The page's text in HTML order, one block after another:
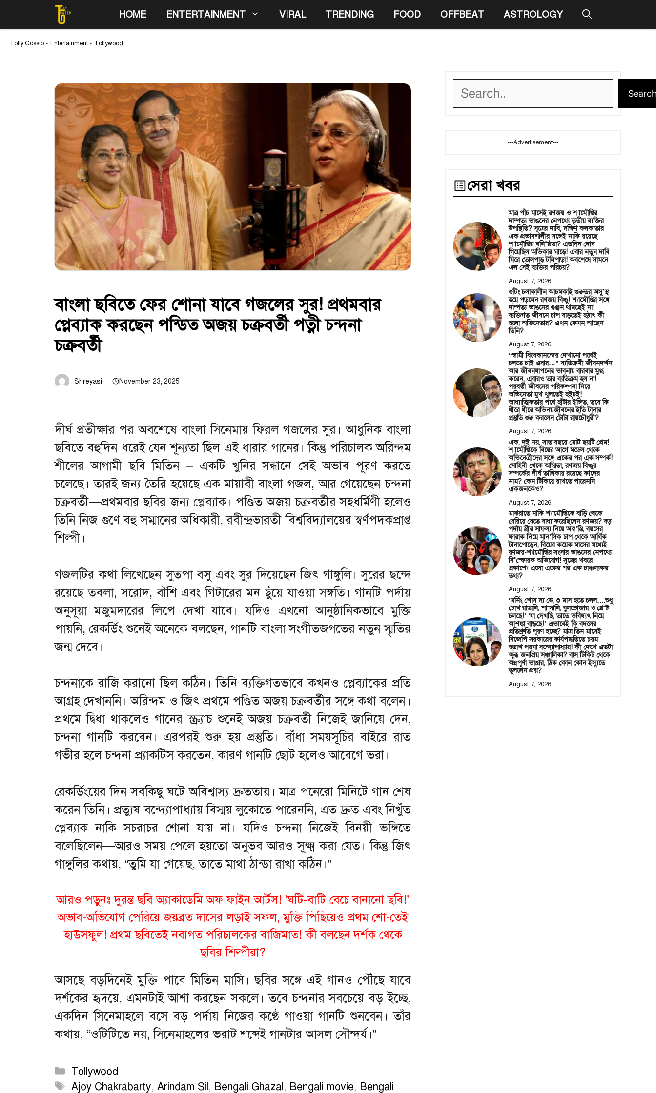
to
content
HOME ENTERTAINMENT VIRAL TRENDING FOOD OFFBEAT ASTROLOGY
Tolly Gossip » Entertainment » Tollywood
বাংলা ছবিতে ফের শোনা যাবে গজলের সুর! প্রথমবার
প্লেব্যাক করছেন পন্ডিত অজয় চক্রবর্তী পত্নী চন্দনা
চক্রবর্তী
Shreyasi November 23, 2025
দীর্ঘ প্রতীক্ষার পর অবশেষে বাংলা সিনেমায় ফিরল গজলের সুর। আধুনিক বাংলা
ছবিতে বহুদিন ধরেই যেন শূন্যতা ছিল এই ধারার গানের। কিন্তু পরিচালক অরিন্দম
শীলের আগামী ছবি মিতিন – একটি খুনির সন্ধানে সেই অভাব পূরণ করতে
চলেছে। তারই জন্য তৈরি হয়েছে এক মায়াবী বাংলা গজল, আর গেয়েছেন চন্দনা
চক্রবর্তী—প্রথমবার ছবির জন্য প্লেব্যাক। পণ্ডিত অজয় চক্রবর্তীর সহধর্মিণী হলেও
তিনি নিজ গুণে বহু সম্মানের অধিকারী, রবীন্দ্রভারতী বিশ্ববিদ্যালয়ের স্বর্ণপদকপ্রাপ্ত
শিল্পী।
গজলটির কথা লিখেছেন সুতপা বসু এবং সুর দিয়েছেন জিৎ গাঙ্গুলি। সুরের ছন্দে
রয়েছে তবলা, সরোদ, বাঁশি এবং গিটারের মন ছুঁয়ে যাওয়া সঙ্গতি। গানটি পর্দায়
অনুসূয়া মজুমদারের লিপে দেখা যাবে। যদিও এখনো আনুষ্ঠানিকভাবে মুক্তি
পায়নি, রেকর্ডিং শুনেই অনেকে বলছেন, গানটি বাংলা সংগীতজগতের নতুন স্মৃতির
জন্ম দেবে।
চন্দনাকে রাজি করানো ছিল কঠিন। তিনি ব্যক্তিগতভাবে কখনও প্লেব্যাকের প্রতি
আগ্রহ দেখাননি। অরিন্দম ও জিৎ প্রথমে পণ্ডিত অজয় চক্রবর্তীর সঙ্গে কথা বলেন।
প্রথমে দ্বিধা থাকলেও গানের স্ক্র্যাচ শুনেই অজয় চক্রবর্তী নিজেই জানিয়ে দেন,
চন্দনা গানটি করবেন। এরপরই শুরু হয় প্রস্তুতি। বাঁধা সময়সূচির বাইরে রাত
গভীর হলে চন্দনা প্র্যাকটিস করতেন, কারণ গানটি ছোট হলেও আবেগে ভরা।
রেকর্ডিংয়ের দিন সবকিছু ঘটে অবিশ্বাস্য দ্রুততায়। মাত্র পনেরো মিনিটে গান শেষ
করেন তিনি। প্রত্যুষ বন্দ্যোপাধ্যায় বিস্ময় লুকোতে পারেননি, এত দ্রুত এবং নিখুঁত
প্লেব্যাক নাকি সচরাচর শোনা যায় না। যদিও চন্দনা নিজেই বিনয়ী ভঙ্গিতে
বলেছিলেন—আরও সময় পেলে হয়তো অনুভব আরও সূক্ষ্ম করা যেত। কিন্তু জিৎ
গাঙ্গুলির কথায়, “তুমি যা গেয়েছ, তাতে মাথা ঠান্ডা রাখা কঠিন।”
আরও পড়ুনঃ দুরন্ত ছবি অ্যাকাডেমি অফ ফাইন আর্টস! ‘ঘটি-বাটি বেচে বানানো ছবি!’
অভাব-অভিযোগ পেরিয়ে জয়ব্রত দাসের লড়াই সফল, মুক্তি পিছিয়েও প্রথম শো-তেই
হাউসফুল! প্রথম ছবিতেই নবাগত পরিচালকের বাজিমাত! কী বলছেন দর্শক থেকে
ছবির শিল্পীরা?
আসছে বড়দিনেই মুক্তি পাবে মিতিন মাসি। ছবির সঙ্গে এই গানও পৌঁছে যাবে
দর্শকের হৃদয়ে, এমনটাই আশা করছেন সকলে। তবে চন্দনার সবচেয়ে বড় ইচ্ছে,
একদিন সিনেমাহলে বসে বড় পর্দায় নিজের কণ্ঠে গাওয়া গানটি শুনবেন। তাঁর
কথায়, “ওটিটিতে নয়, সিনেমাহলের ভরাট শব্দেই গানটার আসল সৌন্দর্য।”
Categories
Tollywood
Tags
Ajoy Chakrabarty, Arindam Sil, Bengali Ghazal, Bengali movie, Bengali
Search
---Advertisement---
সেরা খবর
মাত্র পাঁচ মাসেই রণজয় ও শ্যামৌপ্তির
দাম্পত্য ভাঙনের নেপথ্যে তৃতীয় ব্যক্তির
উপস্থিতি? সূত্রের দাবি, দক্ষিণ কলকাতার
এক প্রভাবশালীর সঙ্গেই নাকি রয়েছে
শ্যামৌপ্তির ঘনি*ষ্ঠতা? এতদিন দোষ
গিয়েছিল অভিকার ঘাড়ে! এবার নতুন দাবি
ঘিরে তোলপাড় টলিপাড়া! অবশেষে সামনে
এল সেই ব্যক্তির পরিচয়?
August 7, 2026
শুটিং চলাকালীন আচমকাই গুরুতর অসু’স্থ
হয়ে পড়লেন রণজয় বিষ্ণু! শ্যামৌপ্তির সঙ্গে
দাম্পত্য ভাঙনের গুঞ্জন থামছেই না!
ব্যক্তিগত জীবনে চাপ বাড়তেই হঠাৎ কী
হলো অভিনেতার? এখন কেমন আছেন
তিনি?
August 7, 2026
“স্বামী বিবেকানন্দের দেখানো পথেই
চলতে চাই এবার…” ব্যতিক্রমী জীবনদর্শন
আর জীবনযাপনের ভাবনায় বারবার মুগ্ধ
করেন, এবারও তার ব্যতিক্রম হল না!
পরবর্তী জীবনের পরিকল্পনা নিয়ে
অভিনেতা মুখ খুলতেই হইচই!
আধ্যাত্মিকতার পথে হাঁটার ইঙ্গিত, তবে কি
ধীরে ধীরে অভিনয়জীবনের ইতি টানার
প্রস্তুতি শুরু করলেন টোটা রায়চৌধুরী?
August 7, 2026
এক, দুই নয়, সাত বছরে মোট ছয়টি প্রেম!
শ্যামৌপ্তিকে বিয়ের আগে মডেল থেকে
অভিনেত্রীদের সঙ্গে একের পর এক সম্পর্ক!
সোহিনী থেকে অস্মিতা, রণজয় বিষ্ণুর
সম্পর্কের দীর্ঘ তালিকায় রয়েছে কাদের
নাম? কেন টিকিয়ে রাখতে পারেননি
একজনকেও?
August 7, 2026
মাঝরাতে নাকি শ্যামৌপ্তিকে বাড়ি থেকে
বেরিয়ে যেতে বাধ্য করেছিলেন রণজয়? বড়
পর্দায় স্ত্রীর সাফল্য নিয়ে অস্ব’স্তি, বয়সের
ফারাক নিয়ে মান’সিক চাপ থেকে আর্থিক
টানাপোড়েন, বিয়ের কয়েক মাসের মধ্যেই
রণজয়-শ্যামৌপ্তির সংসার ভাঙনের নেপথ্যে
বি*স্ফোরক অভিযোগ! সূত্রের খবরে
প্রকাশ্যে এলো একের পর এক চাঞ্চল্যকর
তথ্য?
August 7, 2026
‘মর্নিং শোস দ্য ডে, ৩ মাস হতে চলল….শুধু
চোখ রাঙানি, শা’সানি, বুলডোজার ও থ্রে’ট
চলছে!’ ‘যা দেখছি, তাতে ভবিষ্যৎ নিয়ে
আশঙ্কা বাড়ছে!’ এভাবেই কি বদলের
প্রতিশ্রুতি পূরণ হচ্ছে? মাত্র তিন মাসেই
বিজেপি সরকারের কার্যপদ্ধতিতে চরম
হতাশ পরমা বন্দ্যোপাধ্যায়! কী দেখে এতটা
ক্ষুব্ধ জনপ্রিয় সঞ্চালিকা? বাস টিকিট থেকে
অন্নপূর্ণা ভাণ্ডার, ঠিক কোন কোন ইস্যুতে
তুললেন প্রশ্ন?
August 7, 2026